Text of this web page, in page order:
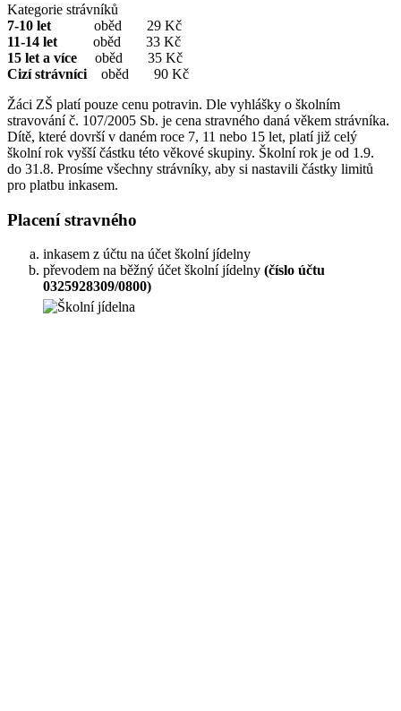
Kategorie strávníků
7-10 let
oběd 29 Kč
11-14 let
oběd 33 Kč
15 let a více
oběd 35 Kč
Cizí strávníci oběd 90 Kč
Žáci ZŠ platí pouze cenu potravin. Dle vyhlášky o školním
stravování č. 107/2005 Sb. je cena stravného daná věkem strávníka.
Dítě, které dovrší v daném roce 7, 11 nebo 15 let, platí již celý
školní rok vyšší částku této věkové skupiny. Školní rok je od 1.9.
do 31.8. Prosíme všechny strávníky, aby si nastavili částky limitů
pro platbu inkasem.
Placení stravného
inkasem z účtu na účet školní jídelny
převodem na běžný účet školní jídelny (číslo účtu
0325928309/0800)